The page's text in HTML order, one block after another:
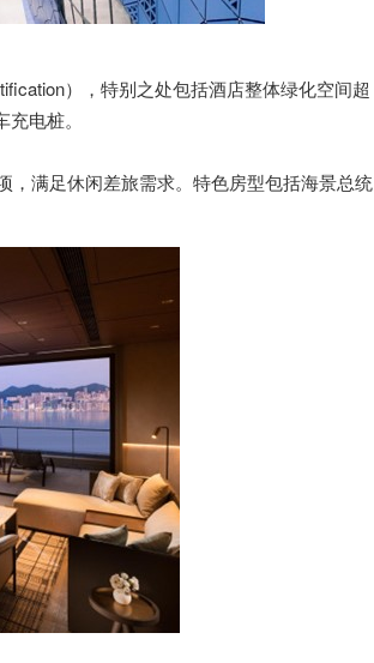
），特别之处包括酒店整体绿化空间超
电桩。
，满足休闲差旅需求。特色房型包括海景总统